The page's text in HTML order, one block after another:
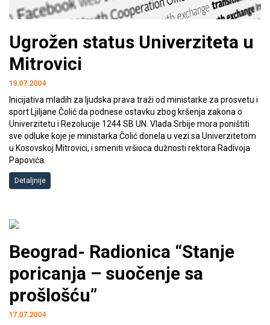
Ugrožen status Univerziteta u
Mitrovici
19.07.2004
Inicijativa mladih za ljudska prava traži od ministarke za prosvetu i
sport Ljiljane Čolić da podnese ostavku zbog kršenja zakona o
Univerzitetu i Rezolucije 1244 SB UN. Vlada Srbije mora poništiti
sve odluke koje je ministarka Čolić donela u vezi sa Univerzitetom
u Kosovskoj Mitrovici, i smeniti vršioca dužnosti rektora Radivoja
Papovića.
Detaljnije
Beograd- Radionica “Stanje
poricanja – suočenje sa
prošlošću”
17.07.2004